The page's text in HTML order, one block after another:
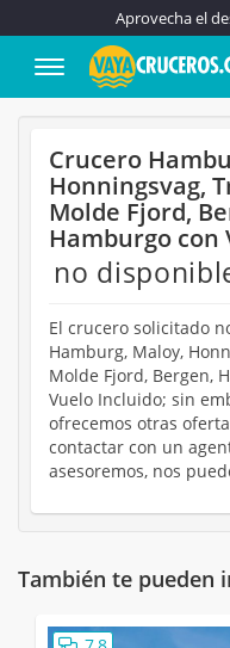
Aprovecha el
Crucero
Honningsvag,
Molde Fjord,
Hamburgo con
no
El crucero solicitado
Hamburg, Maloy,
Molde Fjord, Bergen,
Vuelo Incluido; sin
ofrecemos otras
contactar con un
asesoremos, nos
También te pueden